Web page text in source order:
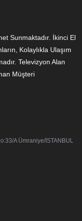
Sunmaktadır. İkinci El
Kolaylıkla Ulaşım
Televizyon Alan
Müşteri
A Ümraniye/İSTANBUL